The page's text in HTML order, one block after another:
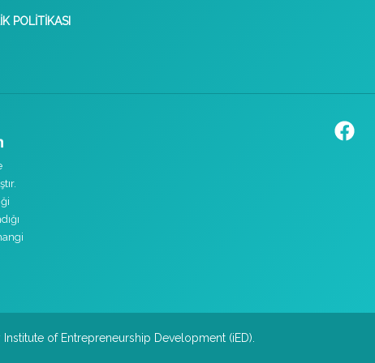
POLITIKASI
Institute of Entrepreneurship Development (iED)